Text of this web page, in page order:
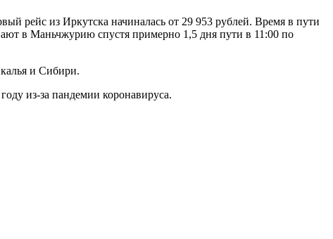
рейс из Иркутска начиналась от 29 953 рублей. Время в пути
в Маньчжурию спустя примерно 1,5 дня пути в 11:00 по
и Сибири.
из-за пандемии коронавируса.